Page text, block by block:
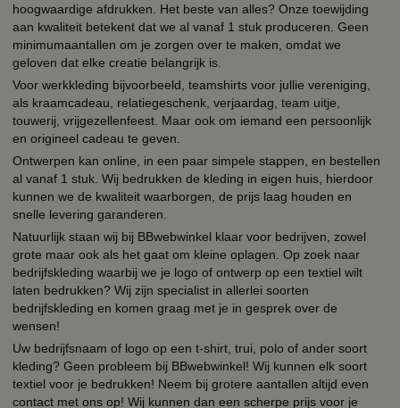
hoogwaardige afdrukken. Het beste van alles? Onze toewijding
aan kwaliteit betekent dat we al vanaf 1 stuk produceren. Geen
minimumaantallen om je zorgen over te maken, omdat we
geloven dat elke creatie belangrijk is.
Voor werkkleding bijvoorbeeld, teamshirts voor jullie vereniging,
als kraamcadeau, relatiegeschenk, verjaardag, team uitje,
touwerij, vrijgezellenfeest. Maar ook om iemand een persoonlijk
en origineel cadeau te geven.
Ontwerpen kan online, in een paar simpele stappen, en bestellen
al vanaf 1 stuk. Wij bedrukken de kleding in eigen huis, hierdoor
kunnen we de kwaliteit waarborgen, de prijs laag houden en
snelle levering garanderen.
Natuurlijk staan wij bij BBwebwinkel klaar voor bedrijven, zowel
grote maar ook als het gaat om kleine oplagen. Op zoek naar
bedrijfskleding waarbij we je logo of ontwerp op een textiel wilt
laten bedrukken? Wij zijn specialist in allerlei soorten
bedrijfskleding en komen graag met je in gesprek over de
wensen!
Uw bedrijfsnaam of logo op een t-shirt, trui, polo of ander soort
kleding? Geen probleem bij BBwebwinkel! Wij kunnen elk soort
textiel voor je bedrukken! Neem bij grotere aantallen altijd even
contact met ons op! Wij kunnen dan een scherpe prijs voor je